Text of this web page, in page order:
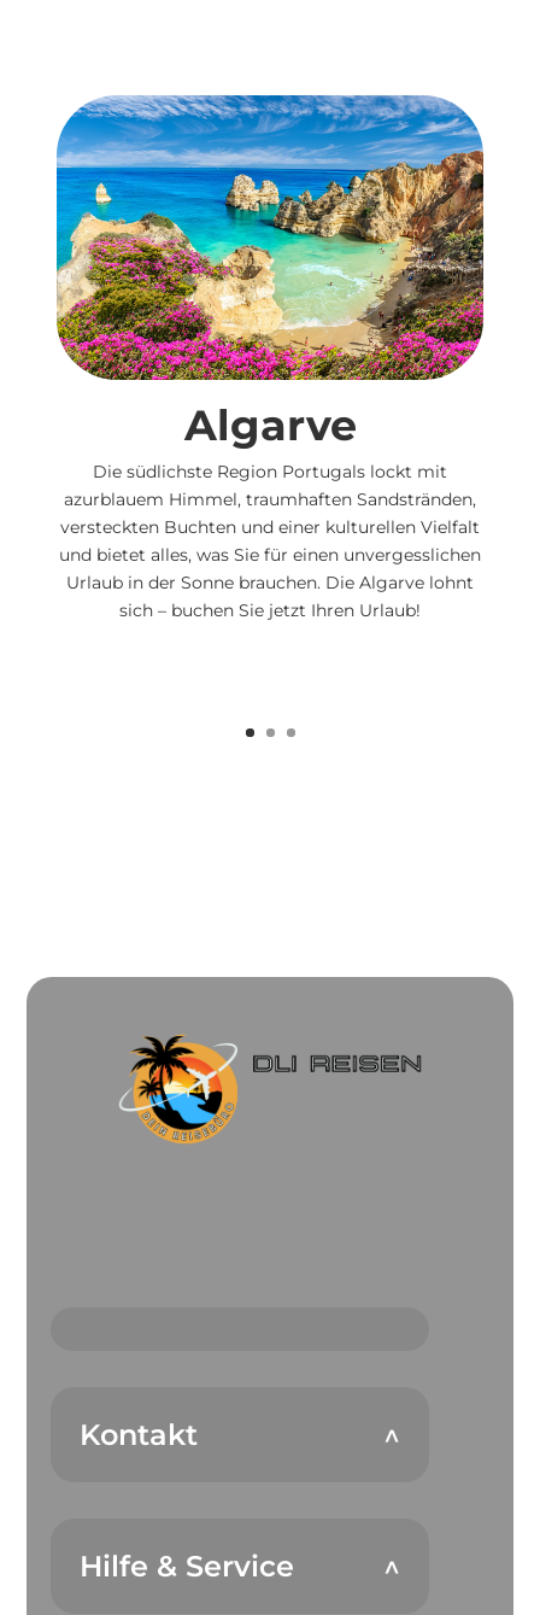
Algarve
Die südlichste Region Portugals lockt mit
azurblauem Himmel, traumhaften Sandstränden,
versteckten Buchten und einer kulturellen Vielfalt
und bietet alles, was Sie für einen unvergesslichen
Urlaub in der Sonne brauchen. Die Algarve lohnt
sich – buchen Sie jetzt Ihren Urlaub!
Kontakt
Hilfe & Service